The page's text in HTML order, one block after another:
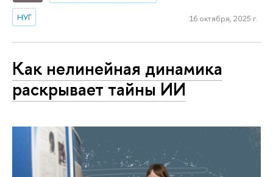
НУГ 16 октября, 2025 г.
Как нелинейная динамика
раскрывает тайны ИИ